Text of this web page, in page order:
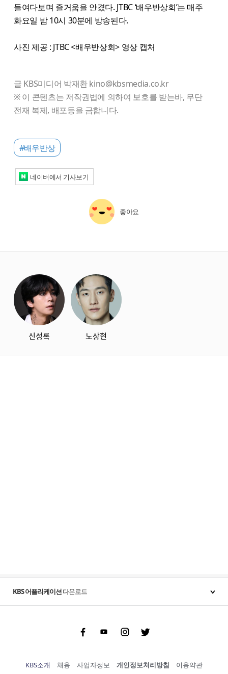
들여다보며 즐거움을 안겼다. JTBC ‘배우반상회’는 매주
화요일 밤 10시 30분에 방송된다.
사진 제공 : JTBC <배우반상회> 영상 캡처
글 KBS미디어 박재환 kino@kbsmedia.co.kr
※ 이 콘텐츠는 저작권법에 의하여 보호를 받는바, 무단
전재 복제, 배포등을 금합니다.
#배우반상
네이버에서 기사보기
좋아요
신성록 노상현
KBS 어플리케이션다운로드
FacebookYoutubeInstgram Twitter
KBS소개 채용 사업자정보 개인정보처리방침
이용약관